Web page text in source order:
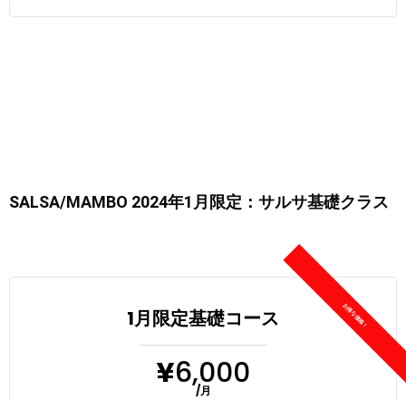
SALSA/MAMBO 2024年1月限定：サルサ基礎クラス
1月限定基礎コース
¥6,000
/月